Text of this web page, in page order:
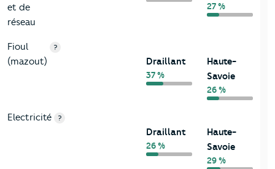
et de
réseau
27 %
Fioul
(mazout)
?
Draillant
37 %
Haute-
Savoie
26 %
Electricité ?
Draillant
26 %
Haute-
Savoie
29 %